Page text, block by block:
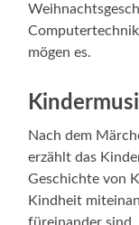
mögen es.
Nach dem
erzählt das
Geschichte von
Kindheit
füreinander sind.